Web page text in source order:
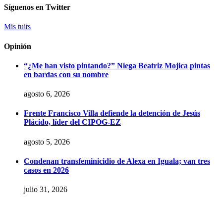
Síguenos en Twitter
Mis tuits
Opinión
“¿Me han visto pintando?” Niega Beatriz Mojica pintas
en bardas con su nombre
agosto 6, 2026
Frente Francisco Villa defiende la detención de Jesús
Plácido, líder del CIPOG-EZ
agosto 5, 2026
Condenan transfeminicidio de Alexa en Iguala; van tres
casos en 2026
julio 31, 2026